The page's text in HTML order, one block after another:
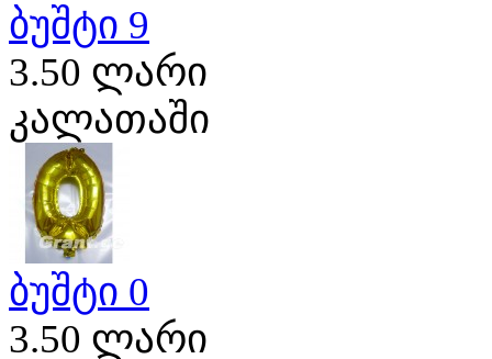
ბუშტი 9
3.50 ლარი
კალათაში
ბუშტი 0
3.50 ლარი